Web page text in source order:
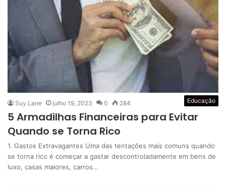
Educação
Suy Lane julho 19, 2023 0 284
5 Armadilhas Financeiras para Evitar
Quando se Torna Rico
1. Gastos Extravagantes Uma das tentações mais comuns quando
se torna rico é começar a gastar descontroladamente em bens de
luxo, casas maiores, carros…